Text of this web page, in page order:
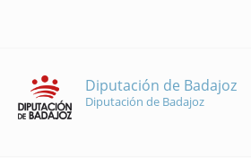
Diputación de Badajoz
Diputación de Badajoz